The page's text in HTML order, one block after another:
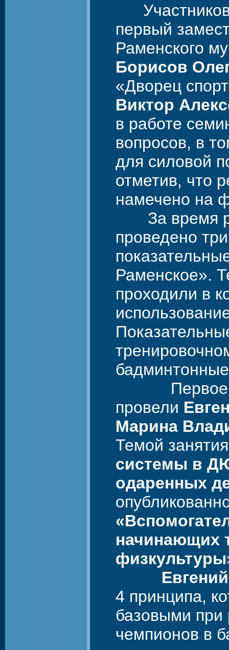
Участников
первый
Раменского
Борисов
«Дворец
Виктор
в работе
вопросов, в
для силовой
отметив, что
намечено на
За время
проведено
Раменское».
проходили в
Первое
провели
Марина
Темой
системы в
одаренных
начинающих
4 принципа,
базовыми при
чемпионов в